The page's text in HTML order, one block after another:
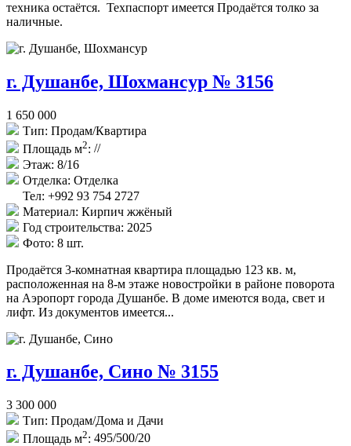
техника остаётся. Техпаспорт имеется Продаётся толко за
наличные.
г. Душанбе, Шохмансур № 3156
1 650 000
Тип: Продам/Квартира
Площадь м2: //
Этаж: 8/16
Отделка: Отделка
Тел: +992 93 754 2727
Материал: Кирпич жжёный
Год строительства: 2025
Фото: 8 шт.
Продаётся 3-комнатная квартира площадью 123 кв. м,
расположенная на 8-м этаже новостройки в районе поворота
на Аэропорт города Душанбе. В доме имеются вода, свет и
лифт. Из документов имеется...
г. Душанбе, Сино № 3155
3 300 000
Тип: Продам/Дома и Дачи
Площадь м2: 495/500/20